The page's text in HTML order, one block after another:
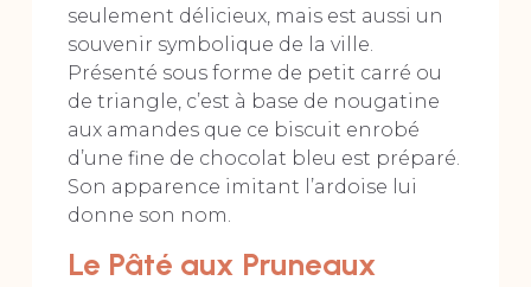
seulement délicieux, mais est aussi un
souvenir symbolique de la ville.
Présenté sous forme de petit carré ou
de triangle, c’est à base de nougatine
aux amandes que ce biscuit enrobé
d’une fine de chocolat bleu est préparé.
Son apparence imitant l’ardoise lui
donne son nom.
Le Pâté aux Pruneaux